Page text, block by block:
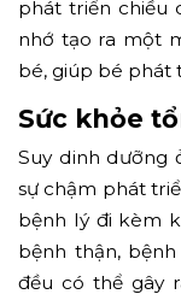
phát triển chiều
nhớ tạo ra một
bé, giúp bé phát
Sức khỏe
Suy dinh dưỡng
sự chậm phát
bệnh lý đi kèm
bệnh thận,
đều có thể gây